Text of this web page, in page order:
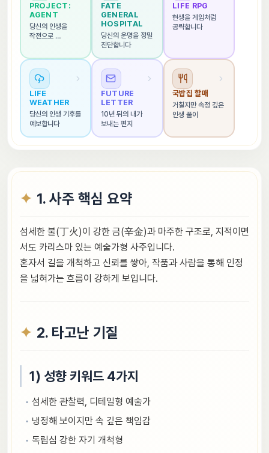
PROJECT:
AGENT
당신의 인생을
작전으로
FATE
GENERAL
HOSPITAL
당신의 운명을 정밀
진단합니다
LIFE RPG
현생을 게임처럼
공략합니다
LIFE
WEATHER
당신의 인생 기후를
예보합니다
FUTURE
LETTER
10년 뒤의 내가
보내는 편지
국밥집 할매
거칠지만 속정 깊은
인생 풀이
1. 사주 핵심 요약
섬세한 불(丁火)이 강한 금(辛金)과 마주한 구조로, 지적이면
서도 카리스마 있는 예술가형 사주입니다.
혼자서 길을 개척하고 신뢰를 쌓아, 작품과 사람을 통해 인정
을 넓혀가는 흐름이 강하게 보입니다.
2. 타고난 기질
1) 성향 키워드 4가지
섬세한 관찰력, 디테일형 예술가
냉정해 보이지만 속 깊은 책임감
독립심 강한 자기 개척형